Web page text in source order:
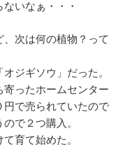
いなぁ・・・
次は何の植物？って
ジギソウ」だった。
ったホームセンター
円で売られていたので
で２つ購入。
育て始めた。